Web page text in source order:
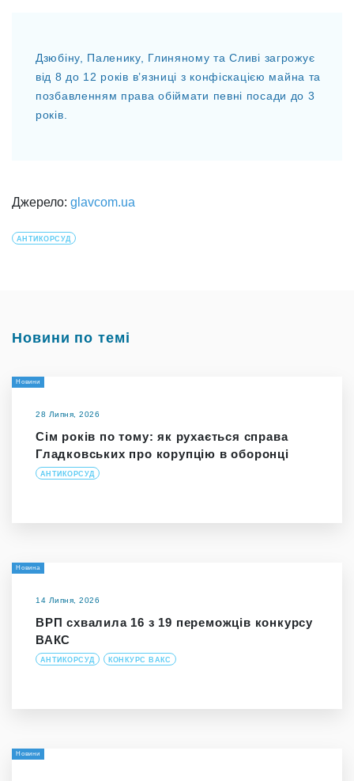
Дзюбіну, Паленику, Глиняному та Сливі загрожує
від 8 до 12 років в’язниці з конфіскацією майна та
позбавленням права обіймати певні посади до 3
років.
Джерело: glavcom.ua
АНТИКОРСУД
Новини по темі
Новини
28 Липня, 2026
Сім років по тому: як рухається справа
Гладковських про корупцію в оборонці
АНТИКОРСУД
Новина
14 Липня, 2026
ВРП схвалила 16 з 19 переможців конкурсу
ВАКС
АНТИКОРСУД КОНКУРС ВАКС
Новини